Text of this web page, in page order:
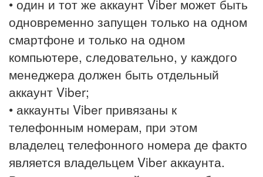
• один и тот же аккаунт Viber может быть
одновременно запущен только на одном
смартфоне и только на одном
компьютере, следовательно, у каждого
менеджера должен быть отдельный
аккаунт Viber;
• аккаунты Viber привязаны к
телефонным номерам, при этом
владелец телефонного номера де факто
является владельцем Viber аккаунта.